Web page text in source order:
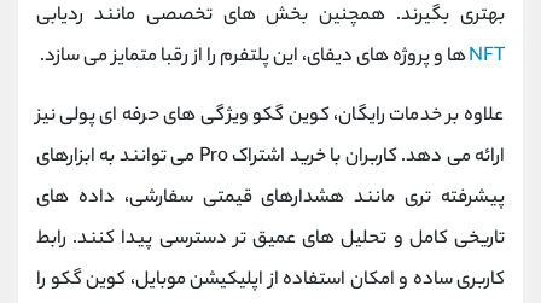
بهتری بگیرند. همچنین بخش ‌های تخصصی مانند ردیابی
NFTها و پروژه‌ های دیفای، این پلتفرم را از رقبا متمایز می‌ سازد.
علاوه بر خدمات رایگان، کوین گکو ویژگی‌ های حرفه ‌ای پولی نیز
ارائه می‌ دهد. کاربران با خرید اشتراک Pro می‌ توانند به ابزارهای
پیشرفته ‌تری مانند هشدارهای قیمتی سفارشی، داده‌ های
تاریخی کامل و تحلیل‌ های عمیق‌ تر دسترسی پیدا کنند. رابط
کاربری ساده و امکان استفاده از اپلیکیشن موبایل، کوین گکو را